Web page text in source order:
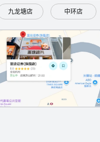
九龙塘店 中环店